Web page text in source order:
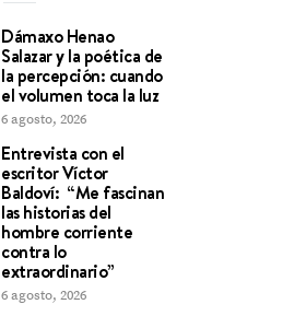
Dámaxo Henao
Salazar y la poética de
la percepción: cuando
el volumen toca la luz
6 agosto, 2026
Entrevista con el
escritor Víctor
Baldoví: “Me fascinan
las historias del
hombre corriente
contra lo
extraordinario”
6 agosto, 2026